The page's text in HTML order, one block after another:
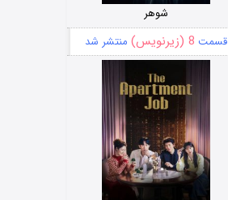
شوهر
قسمت 8 (زیرنویس) منتشر شد